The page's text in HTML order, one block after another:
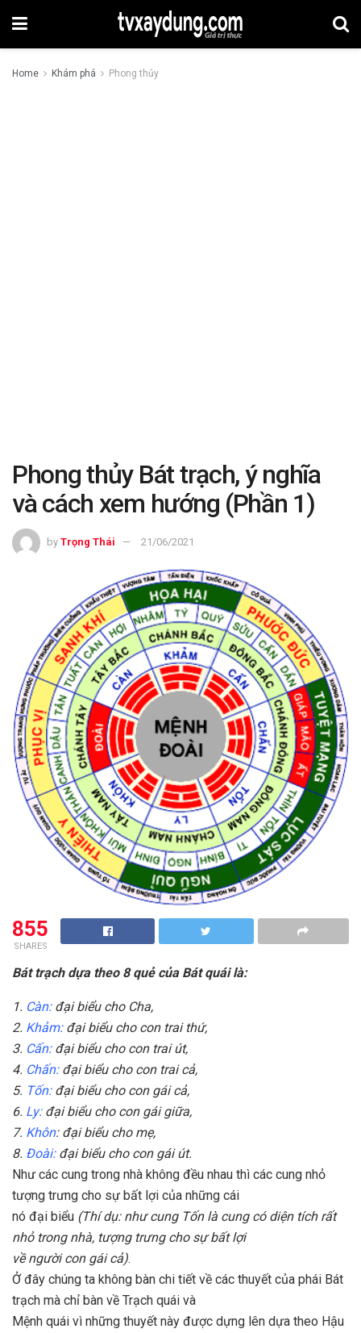
Home Khám phá Phong thủy
Phong thủy Bát trạch, ý nghĩa
và cách xem hướng (Phần 1)
by Trọng Thái 21/06/2021
855
SHARES
Bát trạch dựa theo 8 quẻ của Bát quái là:
1. Càn:đại biểu cho Cha,
2. Khảm:đại biểu cho con trai thứ,
3. Cấn:đại biểu cho con trai út,
4. Chấn:đại biểu cho con trai cả,
5. Tốn:đại biểu cho con gái cả,
6. Ly:đại biểu cho con gái giữa,
7. Khôn: đại biểu cho mẹ,
8. Ðoài:đại biểu cho con gái út.
Như các cung trong nhà không đều nhau thì các cung nhỏ
tượng trưng cho sự bất lợi của những cái
nó đại biểu (Thí dụ: như cung Tốn là cung có diện tích rất
nhỏ trong nhà, tượng trưng cho sự bất lợi
về người con gái cả).
Ở đây chúng ta không bàn chi tiết về các thuyết của phái Bát
trạch mà chỉ bàn về Trạch quái và
Mệnh quái vì những thuyết này được dựng lên dựa theo Hậu